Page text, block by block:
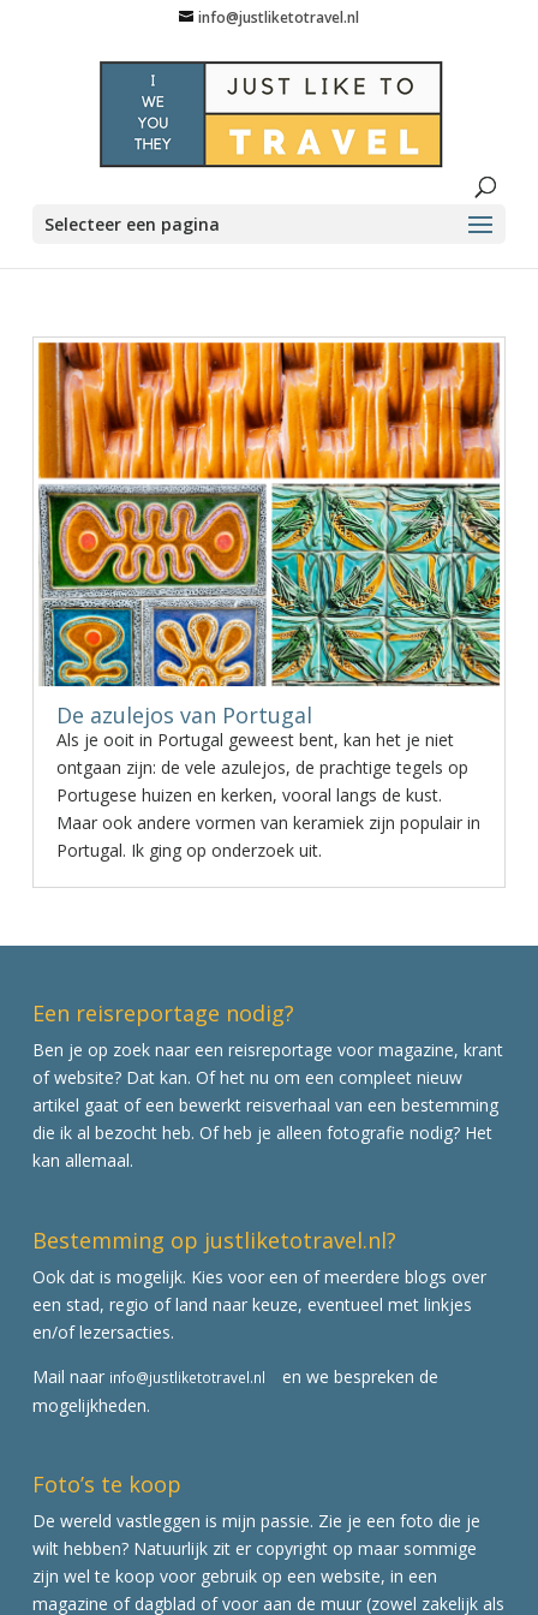
info@justliketotravel.nl
Selecteer een pagina
De azulejos van Portugal
Als je ooit in Portugal geweest bent, kan het je niet
ontgaan zijn: de vele azulejos, de prachtige tegels op
Portugese huizen en kerken, vooral langs de kust.
Maar ook andere vormen van keramiek zijn populair in
Portugal. Ik ging op onderzoek uit.
Een reisreportage nodig?
Ben je op zoek naar een reisreportage voor magazine, krant
of website? Dat kan. Of het nu om een compleet nieuw
artikel gaat of een bewerkt reisverhaal van een bestemming
die ik al bezocht heb. Of heb je alleen fotografie nodig? Het
kan allemaal.
Bestemming op justliketotravel.nl?
Ook dat is mogelijk. Kies voor een of meerdere blogs over
een stad, regio of land naar keuze, eventueel met linkjes
en/of lezersacties.
Mail naar info@justliketotravel.nl
en we bespreken de
mogelijkheden.
Foto’s te koop
De wereld vastleggen is mijn passie. Zie je een foto die je
wilt hebben? Natuurlijk zit er copyright op maar sommige
zijn wel te koop voor gebruik op een website, in een
magazine of dagblad of voor aan de muur (zowel zakelijk als